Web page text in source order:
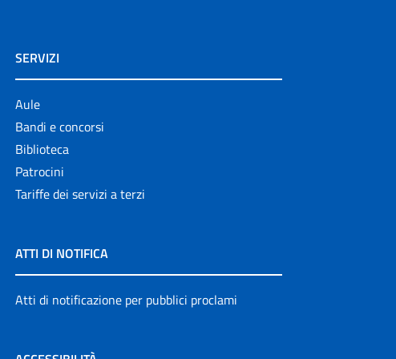
SERVIZI
Aule
Bandi e concorsi
Biblioteca
Patrocini
Tariffe dei servizi a terzi
ATTI DI NOTIFICA
Atti di notificazione per pubblici proclami